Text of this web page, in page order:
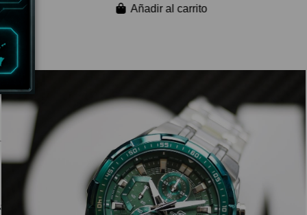
Añadir al carrito